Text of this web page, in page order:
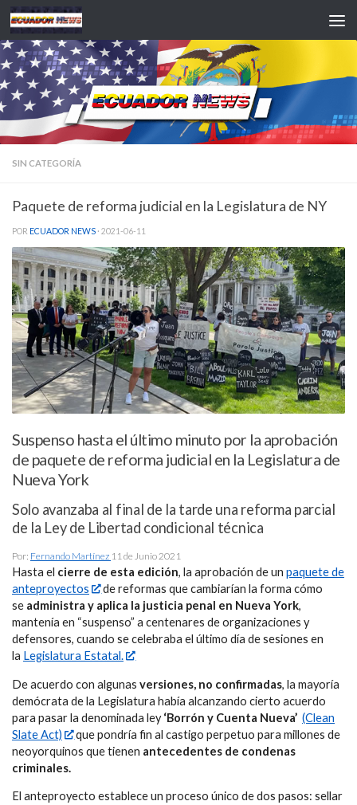
Saltar al contenido
SIN CATEGORÍA
Paquete de reforma judicial en la Legislatura de NY
POR ECUADOR NEWS · 2021-06-11
Suspenso hasta el último minuto por la aprobación
de paquete de reforma judicial en la Legislatura de
Nueva York
Solo avanzaba al final de la tarde una reforma parcial
de la Ley de Libertad condicional técnica
Por: Fernando Martínez 11 de Junio 2021
Hasta el cierre de esta edición, la aprobación de un paquete de
anteproyectos
de reformas que cambiarían la forma cómo
se administra y aplica la justicia penal en Nueva York,
mantenía en “suspenso” a centenares de organizaciones y
defensores, cuando se celebraba el último día de sesiones en
la Legislatura Estatal.
De acuerdo con algunas versiones, no confirmadas, la mayoría
demócrata de la Legislatura había alcanzando cierto acuerdo
para pasar la denominada ley‘Borrón y Cuenta Nueva’ (Clean
Slate Act)
que pondría fin al castigo perpetuo para millones de
neoyorquinos que tienen antecedentes de condenas
criminales.
El anteproyecto establece un proceso único de dos pasos: sellar